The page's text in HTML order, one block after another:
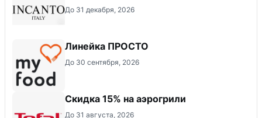
До 31 декабря, 2026
Линейка ПРОСТО
До 30 сентября, 2026
Скидка 15% на аэрогрили
До 31 августа, 2026